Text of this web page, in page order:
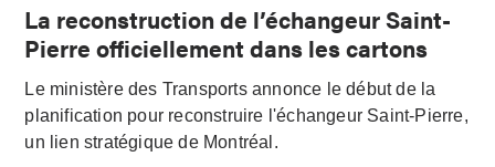
La reconstruction de l’échangeur Saint-
Pierre officiellement dans les cartons
Le ministère des Transports annonce le début de la
planification pour reconstruire l'échangeur Saint-Pierre,
un lien stratégique de Montréal.